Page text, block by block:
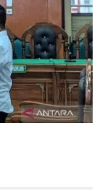
Amsal Sitepu karena